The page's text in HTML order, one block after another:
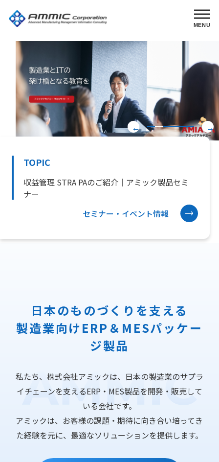
MENU
アミック 製品セミ
ナー
随時開催中
アミック 製品セミ
ナー
随時開催中
TOPIC
収益管理 STRA PAのご紹介｜アミック製品セミ
ナー
セミナー・イベント情報
日本のものづくりを支える
製造業向けERP＆MESパッケー
ジ製品
私たち、株式会社アミックは、日本の製造業のサプラ
イチェーンを支えるERP・MES製品を開発・販売して
いる会社です。
アミックは、お客様の課題・期待に向き合い培ってき
た経験を元に、最適なソリューションを提供します。